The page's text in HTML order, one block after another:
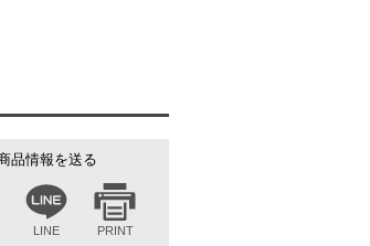
品情報を送る
LINE PRINT